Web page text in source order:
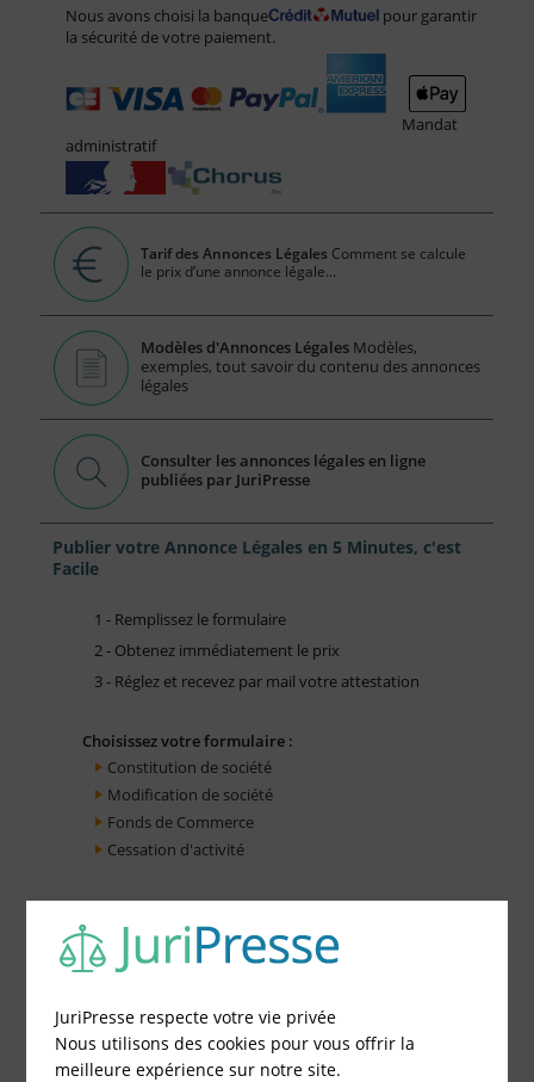
Nous avons choisi la banque
pour garantir
la sécurité de votre paiement.
Mandat
administratif
Tarif des Annonces Légales Comment se calcule
le prix d’une annonce légale...
Modèles d'Annonces Légales Modèles,
exemples, tout savoir du contenu des annonces
légales
Consulter les annonces légales en ligne
publiées par JuriPresse
Publier votre Annonce Légales en 5 Minutes, c'est
Facile
1 - Remplissez le formulaire
2 - Obtenez immédiatement le prix
3 - Réglez et recevez par mail votre attestation
Choisissez votre formulaire :
Constitution de société
Modification de société
Fonds de Commerce
Cessation d'activité
JuriPresse respecte votre vie privée
Nous utilisons des cookies pour vous offrir la
meilleure expérience sur notre site.